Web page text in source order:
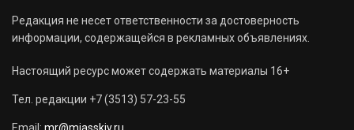
Редакция не несет ответственности за достоверность
информации, содержащейся в рекламных объявлениях.
Настоящий ресурс может содержать материалы 16+
Тел. редакции +7 (3513) 57-23-55